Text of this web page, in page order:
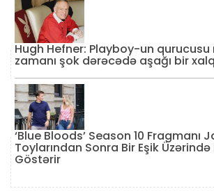
Hugh Hefner: Playboy-un qurucusu
zamanı şok dərəcədə aşağı bir
‘Blue Bloods’ Season 10 Fragmanı
Toylarından Sonra Bir Eşik Üzərində
Göstərir